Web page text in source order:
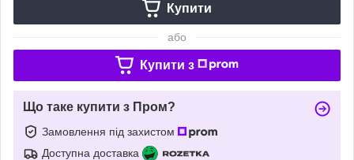
Купити
або
Купити з
Що таке купити з Пром?
Замовлення під захистом
Доступна доставка